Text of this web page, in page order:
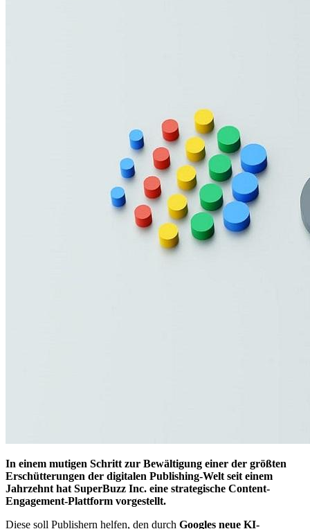
In einem mutigen Schritt zur Bewältigung einer der größten
Erschütterungen der digitalen Publishing-Welt seit einem
Jahrzehnt hat SuperBuzz Inc. eine strategische Content-
Engagement-Plattform vorgestellt.
Diese soll Publishern helfen, den durch Googles neue KI-